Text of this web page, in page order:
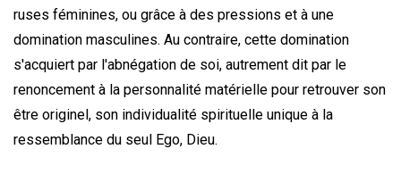
ruses féminines, ou grâce à des pressions et à une
domination masculines. Au contraire, cette domination
s'acquiert par l'abnégation de soi, autrement dit par le
renoncement à la personnalité matérielle pour retrouver son
être originel, son individualité spirituelle unique à la
ressemblance du seul Ego, Dieu.